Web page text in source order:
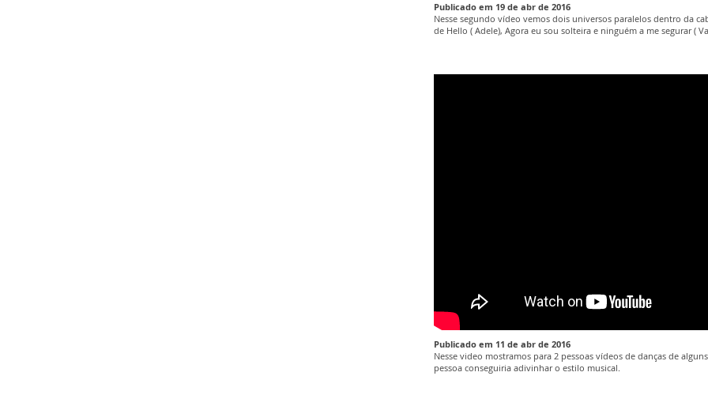
Publicado em 19 de abr de 2016
Nesse segundo vídeo vemos dois universos paralelos dentro da
de Hello ( Adele), Agora eu sou solteira e ninguém a me segurar (
Publicado em 11 de abr de 2016
Nesse video mostramos para 2 pessoas vídeos de danças de
pessoa conseguiria adivinhar o estilo musical.